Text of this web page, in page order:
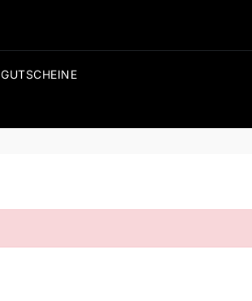
GUTSCHEINE